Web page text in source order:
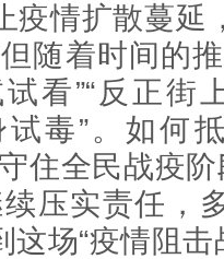
疫情扩散蔓
随着时间的
看”“反正街
毒”。如何
住全民战疫
压实责任，
这场“疫情阻